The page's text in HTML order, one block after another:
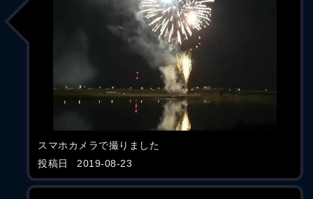
スマホカメラで撮りました
投稿日
2019-08-23